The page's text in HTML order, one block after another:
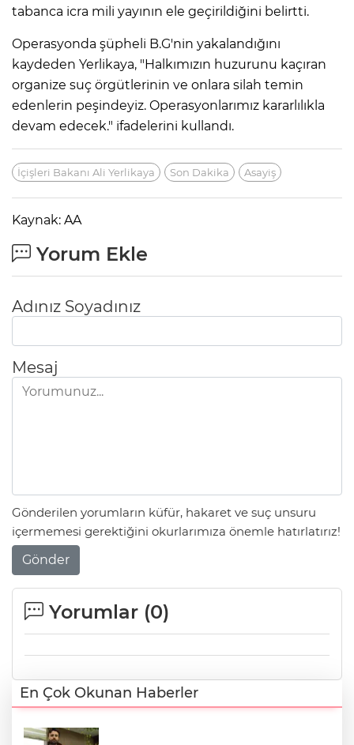
tabanca icra mili yayının ele geçirildiğini belirtti.
Operasyonda şüpheli B.G'nin yakalandığını
kaydeden Yerlikaya, "Halkımızın huzurunu kaçıran
organize suç örgütlerinin ve onlara silah temin
edenlerin peşindeyiz. Operasyonlarımız kararlılıkla
devam edecek." ifadelerini kullandı.
İçişleri Bakanı Ali Yerlikaya Son Dakika Asayiş
Kaynak: AA
Yorum Ekle
Adınız Soyadınız
Mesaj
Gönderilen yorumların küfür, hakaret ve suç unsuru
içermemesi gerektiğini okurlarımıza önemle hatırlatırız!
Gönder
Yorumlar (0)
En Çok Okunan Haberler